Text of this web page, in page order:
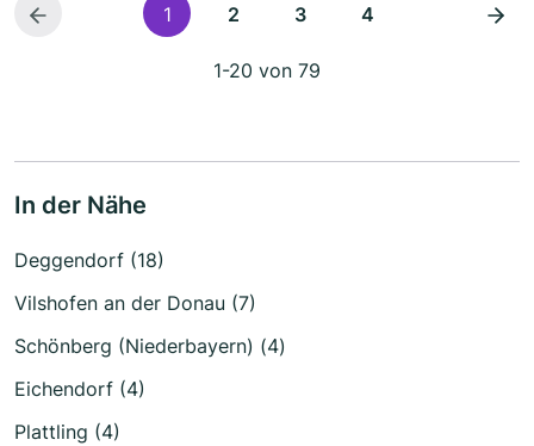
1 2 3 4
1-20 von 79
In der Nähe
Deggendorf (18)
Vilshofen an der Donau (7)
Schönberg (Niederbayern) (4)
Eichendorf (4)
Plattling (4)